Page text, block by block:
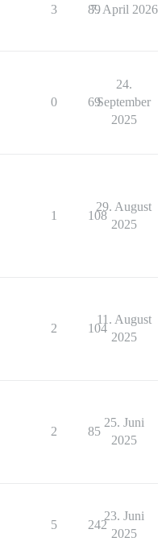
3 89
7. April 2026
0 69
24.
September
2025
1 108
29. August
2025
2 104
11. August
2025
2 85
25. Juni
2025
5 242
23. Juni
2025